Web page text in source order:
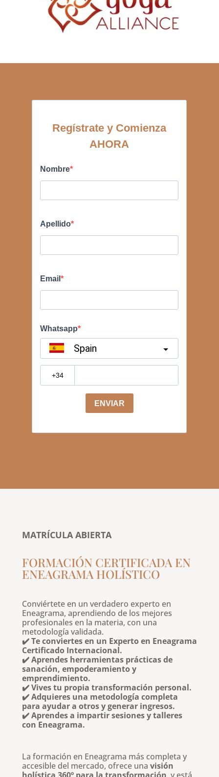
MATRÍCULA ABIERTA
FORMACIÓN CERTIFICADA EN
ENEAGRAMA HOLÍSTICO
Conviértete en un verdadero experto en
Eneagrama, aprendiendo de los mejores
profesionales en la materia, con una
metodología validada.
✔️ Te conviertes en un Experto en Eneagrama
Certificado Internacional.
✔️ Aprendes herramientas prácticas de
sanación, empoderamiento y
emprendimiento.
✔️ Vives tu propia transformación personal.
✔️ Adquieres una metodología completa
para ayudar a otros y generar ingresos.
✔️ Aprendes a impartir sesiones y talleres
con Eneagrama.
La formación en Eneagrama más completa y
accesible del mercado, ofrece una visión